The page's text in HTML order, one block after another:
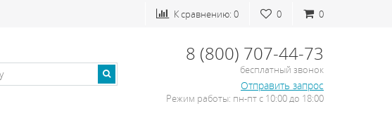
0
0
К сравнению: 0
8 (800) 707-44-73
бесплатный звонок
Отправить запрос
Режим работы: пн-пт с 10:00 до 18:00